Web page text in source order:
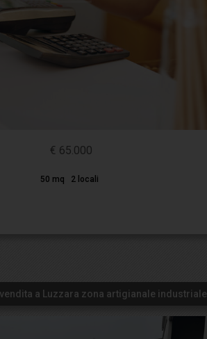
€ 65.000
50 mq 2 locali
a Luzzara zona artigianale industriale